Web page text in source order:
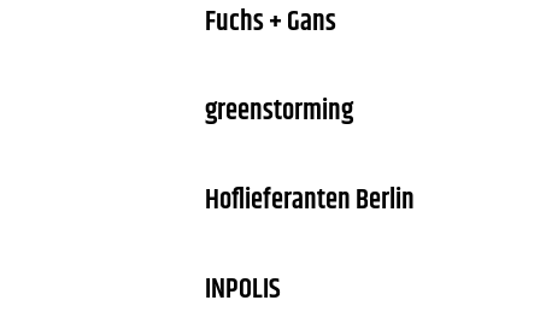
Fuchs + Gans
greenstorming
Hoflieferanten Berlin
INPOLIS